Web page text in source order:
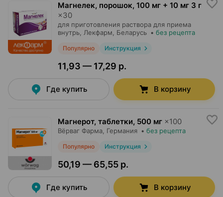
Магнелек, порошок, 100 мг + 10 мг 3 г
×30
для приготовления раствора для приема
внутрь, Лекфарм , Беларусь • без рецепта
Популярно Инструкция
11,93 — 17,29 р.
Где купить В корзину
Магнерот, таблетки, 500 мг ×100
Вёрваг Фарма , Германия • без рецепта
Популярно Инструкция
50,19 — 65,55 р.
Где купить В корзину